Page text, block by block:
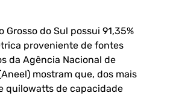
Grosso do Sul possui 91,35%
proveniente de fontes
da Agência Nacional de
mostram que, dos mais
quilowatts de capacidade